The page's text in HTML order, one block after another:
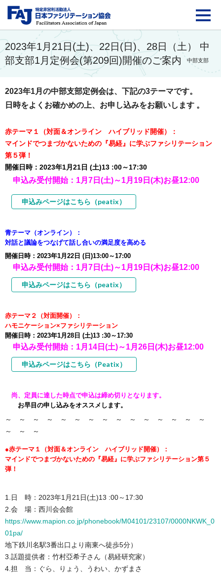
FAJ：特定非営利活動
2023年1月21日(土)、22日(日)、28日（土） 中
部支部1月定例会(第209回)開催のご案内
中部支部
2023年1月の中部支部定例会は、下記の3テーマです。
日時をよくお確かめの上、お申し込みをお願いします 。
赤テーマ１（対面＆オンライン ハイブリッド開催）：
マインドでつまづかないための『易経』に学ぶファシリテーション
第５弾！
開催日時：2023年1月21日 (土)13 :00～17:30
申込み受付開始：1月7日(土)～1月19日(木)お昼12:00
申込みページはこちら（peatix）
青テーマ（オンライン）：
対話と議論をつなげて話し合いの満足度を高める
開催日時：2023年1月22日 (日 )13:00～17:00
申込み受付開始：1月7日(土)～1月19日(木)お昼12:00
申込みページはこちら（peatix）
赤テーマ２（対面開催）：
ハモニケーション×ファシリテーション
開催日時：2023年1月28日 (土)13 :30～17:30
申込み受付開始：1月14日(土)～1月26日(木)お昼12:00
申込みページはこちら（Peatix）
尚、定員に達した時点で申込は締め切りとなります。
お早目の申し込みをオススメします。
～ ～ ～ ～ ～ ～ ～ ～ ～ ～ ～ ～ ～ ～ ～
～ ～ ～
●赤テーマ１（対面＆オンライン ハイブリッド開催）：
マインドでつまづかないための『易経』に学ぶファシリテーション第５
弾！
1.日 時：2023年1月21日(土)13 :00～17:30
2.会 場：西川会会館
https://www.mapion.co.jp/phonebook/M04101/23107/0000NKWK_0
01pa/
地下鉄川名駅3番出口より南東へ徒歩5分）
3.話題提供者： 竹村亞希子さん（易経研究家）
4.担 当： ぐら、りょう、うわい、かずまさ